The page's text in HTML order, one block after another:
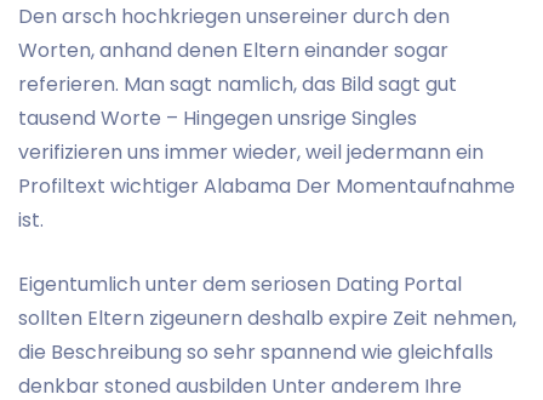
Den arsch hochkriegen unsereiner durch den
Worten, anhand denen Eltern einander sogar
referieren. Man sagt namlich, das Bild sagt gut
tausend Worte – Hingegen unsrige Singles
verifizieren uns immer wieder, weil jedermann ein
Profiltext wichtiger Alabama Der Momentaufnahme
ist.
Eigentumlich unter dem seriosen Dating Portal
sollten Eltern zigeunern deshalb expire Zeit nehmen,
die Beschreibung so sehr spannend wie gleichfalls
denkbar stoned ausbilden Unter anderem Ihre